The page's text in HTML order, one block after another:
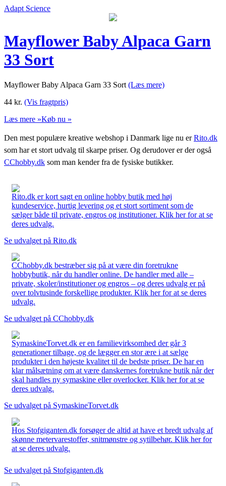
Adapt Science
Mayflower Baby Alpaca Garn
33 Sort
Mayflower Baby Alpaca Garn 33 Sort (Læs mere)
44 kr. (Vis fragtpris)
Læs mere »Køb nu »
Den mest populære kreative webshop i Danmark lige nu erRito.dk
som har et stort udvalg til skarpe priser. Og derudover er der også
CChobby.dk som man kender fra de fysiske butikker.
Rito.dk er kort sagt en online hobby butik med høj
kundeservice, hurtig levering og et stort sortiment som de
sælger både til private, engros og institutioner. Klik her for at se
deres udvalg.
Se udvalget på Rito.dk
CChobby.dk bestræber sig på at være din foretrukne
hobbybutik, når du handler online. De handler med alle –
private, skoler/institutioner og engros – og deres udvalg er på
over tolvtusinde forskellige produkter. Klik her for at se deres
udvalg.
Se udvalget på CChobby.dk
SymaskineTorvet.dk er en familievirksomhed der går 3
generationer tilbage, og de lægger en stor ære i at sælge
produkter i den højeste kvalitet til de bedste priser. De har en
klar målsætning om at være danskernes foretrukne butik når der
skal handles ny symaskine eller overlocker. Klik her for at se
deres udvalg.
Se udvalget på SymaskineTorvet.dk
Hos Stofgiganten.dk forsøger de altid at have et bredt udvalg af
skønne metervarestoffer, snitmønstre og sytilbehør. Klik her for
at se deres udvalg.
Se udvalget på Stofgiganten.dk